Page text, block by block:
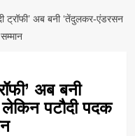
ट्रॉफी’ अब बनी ‘तेंदुलकर-एंडरसन
अब बनी
पटौदी पदक